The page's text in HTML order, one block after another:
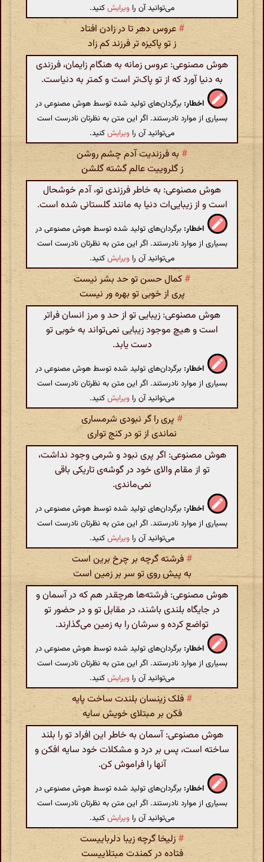
می‌توانید آن را ویرایشکنید.
# عروس دهر تا در زادن افتاد
ز تو پاکیزه تر فرزند کم زاد
هوش مصنوعی: عروس زمانه به هنگام زایمان، فرزندی
به دنیا آورد که از تو پاک‌تر است و کمتر به دنیاست.
اخطار: برگردان‌های تولید شده توسط هوش مصنوعی در
بسیاری از موارد نادرستند. اگر این متن به نظرتان نادرست است
می‌توانید آن را ویرایشکنید.
# به فرزندیت آدم چشم روشن
ز گلروییت عالم گشته گلشن
هوش مصنوعی: به خاطر فرزندی تو، آدم خوشحال
است و از زیبایی‌ات دنیا به مانند گلستانی شده است.
اخطار: برگردان‌های تولید شده توسط هوش مصنوعی در
بسیاری از موارد نادرستند. اگر این متن به نظرتان نادرست است
می‌توانید آن را ویرایشکنید.
# کمال حسن تو حد بشر نیست
پری از خوبی تو بهره ور نیست
هوش مصنوعی: زیبایی تو از حد و مرز انسان فراتر
است و هیچ موجود زیبایی نمی‌تواند به خوبی تو
دست یابد.
اخطار: برگردان‌های تولید شده توسط هوش مصنوعی در
بسیاری از موارد نادرستند. اگر این متن به نظرتان نادرست است
می‌توانید آن را ویرایشکنید.
# پری را گر نبودی شرمساری
نماندی از تو در کنج تواری
هوش مصنوعی: اگر پری نبود و شرمی وجود نداشت،
تو از مقام والای خود در گوشه‌ی تاریکی باقی
نمی‌ماندی.
اخطار: برگردان‌های تولید شده توسط هوش مصنوعی در
بسیاری از موارد نادرستند. اگر این متن به نظرتان نادرست است
می‌توانید آن را ویرایشکنید.
# فرشته گرچه بر چرخ برین است
به پیش روی تو سر بر زمین است
هوش مصنوعی: فرشته‌ها هرچقدر هم که در آسمان و
در جایگاه بلندی باشند، در مقابل تو و در حضور تو
تواضع کرده و سرشان را به زمین می‌گذارند.
اخطار: برگردان‌های تولید شده توسط هوش مصنوعی در
بسیاری از موارد نادرستند. اگر این متن به نظرتان نادرست است
می‌توانید آن را ویرایشکنید.
# فلک زینسان بلندت ساخت پایه
فکن بر مبتلای خویش سایه
هوش مصنوعی: آسمان به خاطر این افراد تو را بلند
ساخته است، پس بر درد و مشکلات خود سایه افکن و
آنها را فراموش کن.
اخطار: برگردان‌های تولید شده توسط هوش مصنوعی در
بسیاری از موارد نادرستند. اگر این متن به نظرتان نادرست است
می‌توانید آن را ویرایشکنید.
# زلیخا گرچه زیبا دلرباییست
فتاده در کمندت مبتلاییست